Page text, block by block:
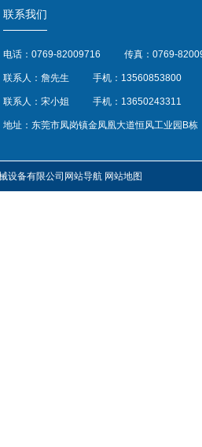
联系我们
电话：0769-82009716 传真：0769-
联系人：詹先生 手机：13560853800
联系人：宋小姐 手机：13650243311
地址：东莞市凤岗镇金凤凰大道恒风工业园B栋
设备有限公司 网站导航 网站地图